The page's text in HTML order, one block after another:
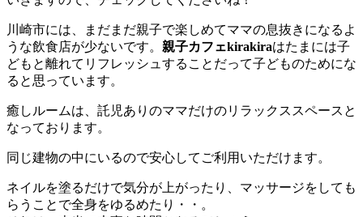
川崎市には、まだまだ親子で楽しめてママの息抜きになるよ
うな飲食店が少ないです。 親子カフェkirakiraはたまには子
どもと離れてリフレッシュすることだって子どものためにな
ると思っています。
癒しルームは、託児ありのママだけのリラックススペースと
なっております。
同じ建物の中にいるので安心してご利用いただけます。
ネイルを塗るだけで気分が上がったり、マッサージをしても
らうことで全身をゆるめたり・・。